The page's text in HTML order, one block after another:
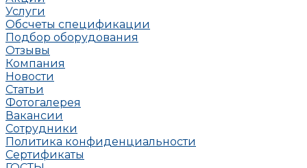
Услуги
Обсчеты спецификации
Подбор оборудования
Отзывы
Компания
Новости
Статьи
Фотогалерея
Вакансии
Сотрудники
Политика конфиденциальности
Сертификаты